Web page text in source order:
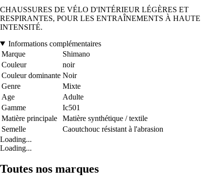
CHAUSSURES DE VÉLO D'INTÉRIEUR LÉGÈRES ET
RESPIRANTES, POUR LES ENTRAÎNEMENTS À HAUTE
INTENSITÉ.
Informations complémentaires
Marque
Shimano
Couleur
noir
Couleur dominante Noir
Genre
Mixte
Age
Adulte
Gamme
Ic501
Matière principale
Matière synthétique / textile
Semelle
Caoutchouc résistant à l'abrasion
Loading...
Loading...
Toutes nos marques